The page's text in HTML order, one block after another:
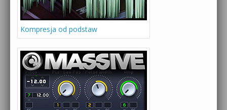
Kompresja od podstaw